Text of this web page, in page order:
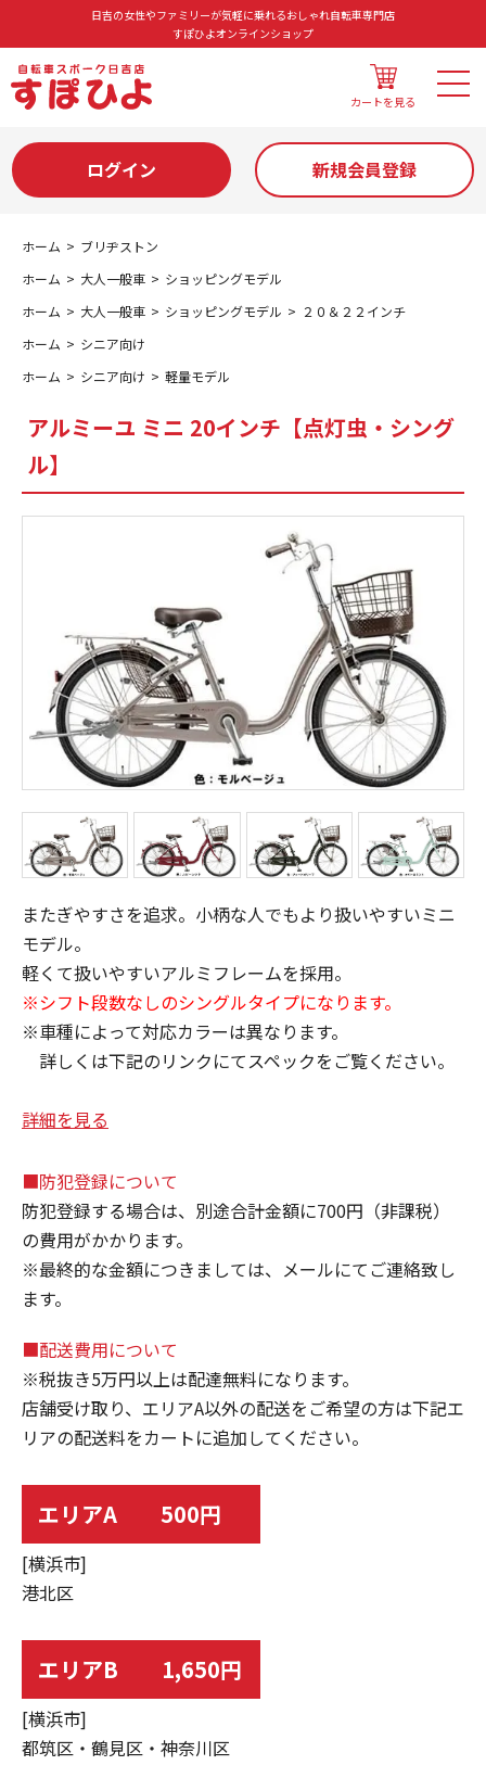
日吉の女性やファミリーが気軽に乗れるおしゃれ自転車専門店
すぽひよオンラインショップ
カートを見る
ログイン 新規会員登録
ホーム
ブリヂストン
ホーム
大人一般車
ショッピングモデル
ホーム
大人一般車 ショッピングモデル
２０＆２２インチ
ホーム
シニア向け
ホーム
シニア向け 軽量モデル
アルミーユ ミニ 20インチ【点灯虫・シング
ル】
またぎやすさを追求。小柄な人でもより扱いやすいミニ
モデル。
軽くて扱いやすいアルミフレームを採用。
※シフト段数なしのシングルタイプになります。
※車種によって対応カラーは異なります。
詳しくは下記のリンクにてスペックをご覧ください。
詳細を見る
■防犯登録について
防犯登録する場合は、別途合計金額に700円（非課税）
の費用がかかります。
※最終的な金額につきましては、メールにてご連絡致し
ます。
■配送費用について
※税抜き5万円以上は配達無料になります。
店舗受け取り、エリアA以外の配送をご希望の方は下記エ
リアの配送料をカートに追加してください。
エリアA 500円
[横浜市]
港北区
エリアB 1,650円
[横浜市]
都筑区・鶴見区・神奈川区